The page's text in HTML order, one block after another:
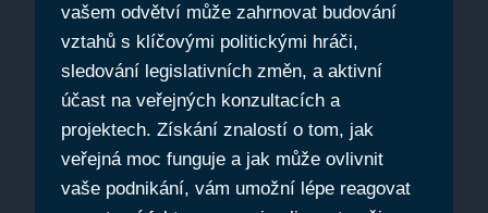
vašem odvětví může zahrnovat budování
vztahů s klíčovými politickými hráči,
sledování legislativních změn, a aktivní
účast na veřejných konzultacích a
projektech. Získání znalostí o tom, jak
veřejná moc funguje a jak může ovlivnit
vaše podnikání, vám umožní lépe reagovat